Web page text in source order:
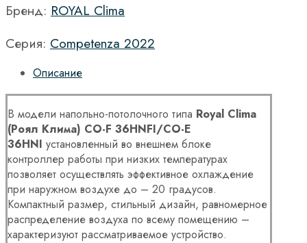
Бренд: ROYAL Clima
Серия: Competenza 2022
Описание
В модели напольно-потолочного типа Royal Clima
(Роял Клима) CO-F 36HNFI/CO-E
36HNI установленный во внешнем блоке
контроллер работы при низких температурах
позволяет осуществлять эффективное охлаждение
при наружном воздухе до – 20 градусов.
Компактный размер, стильный дизайн, равномерное
распределение воздуха по всему помещению –
характеризуют рассматриваемое устройство.